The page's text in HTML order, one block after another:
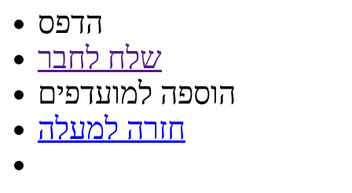
הדפס
שלח לחבר
הוספה למועדפים
חזרה למעלה